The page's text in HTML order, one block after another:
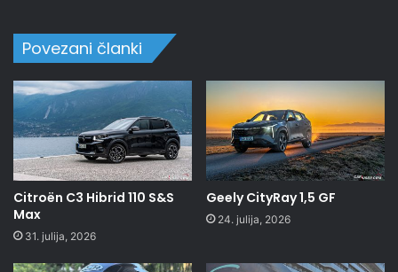
Povezani članki
Citroën C3 Hibrid 110 S&S
Max
31. julija, 2026
Geely CityRay 1,5 GF
24. julija, 2026